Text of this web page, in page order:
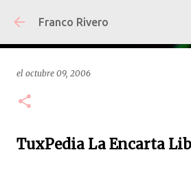
Ir al contenido
Franco Rivero
el octubre 09, 2006
TuxPedia La Encarta